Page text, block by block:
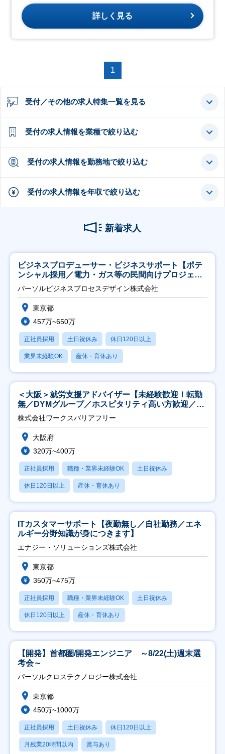
詳しく見る
1
受付／その他の求人特集一覧を見る
受付の求人情報を業種で絞り込む
受付の求人情報を勤務地で絞り込む
受付の求人情報を年収で絞り込む
新着求人
ビジネスプロデューサー・ビジネスサポート【ポテ
ンシャル採用／電力・ガス等の民間向けプロジェク
ト推進】
パーソルビジネスプロセスデザイン株式会社
東京都
457万~650万
正社員採用 土日祝休み 休日120日以上
業界未経験OK 産休・育休あり
＜大阪＞就労支援アドバイザー【未経験歓迎！転勤
無／DYMグループ／ホスピタリティ高い方歓迎／土
日祝】
株式会社ワークスバリアフリー
大阪府
320万~400万
正社員採用 職種・業界未経験OK 土日祝休み
休日120日以上 産休・育休あり
ITカスタマーサポート【夜勤無し／自社勤務／エネ
ルギー分野知識が身につきます】
エナジー・ソリューションズ株式会社
東京都
350万~475万
正社員採用 職種・業界未経験OK 土日祝休み
休日120日以上 産休・育休あり
【開発】首都圏/開発エンジニア ～8/22(土)週末選
考会～
パーソルクロステクノロジー株式会社
東京都
450万~1000万
正社員採用 土日祝休み 休日120日以上
月残業20時間以内 賞与あり